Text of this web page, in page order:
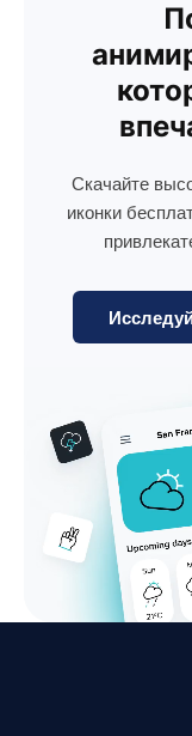
Скачайте
иконки